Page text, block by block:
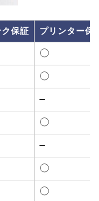
ク保証 プリンター保
〇
〇
–
〇
–
〇
〇